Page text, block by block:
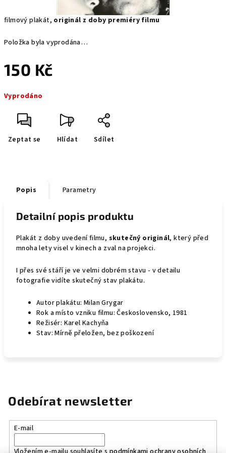
filmový plakát, originál z doby premiéry filmu
Položka byla vyprodána…
150 Kč
cena:
Vyprodáno
Zeptat se Hlídat Sdílet
Popis Parametry
Detailní popis produktu
Plakát z doby uvedení filmu, skutečný originál, který před
mnoha lety visel v kinech a zval na projekci.
I přes své stáří je ve velmi dobrém stavu - v detailu
fotografie vidíte skutečný stav plakátu.
Autor plakátu: Milan Grygar
Rok a místo vzniku filmu: Československo, 1981
Režisér: Karel Kachyňa
Stav: Mírně přeložen, bez poškození
Odebírat newsletter
E-mail